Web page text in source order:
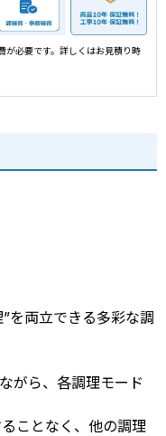
必要です。詳しくはお見積り時
を両立できる多彩な調
がら、各調理モード
ことなく、他の調理